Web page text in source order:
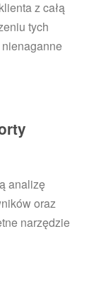
z całą
tych
analizę
oraz
narzędzie